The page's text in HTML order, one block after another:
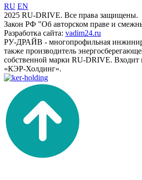
RU EN
2025 RU-DRIVE. Все права защищены.
Закон РФ "Об авторском праве и
Разработка сайта: vadim24.ru
РУ-ДРАЙВ - многопрофильная
также производитель
собственной марки RU-DRIVE. Входит
«КЭР-Холдинг».